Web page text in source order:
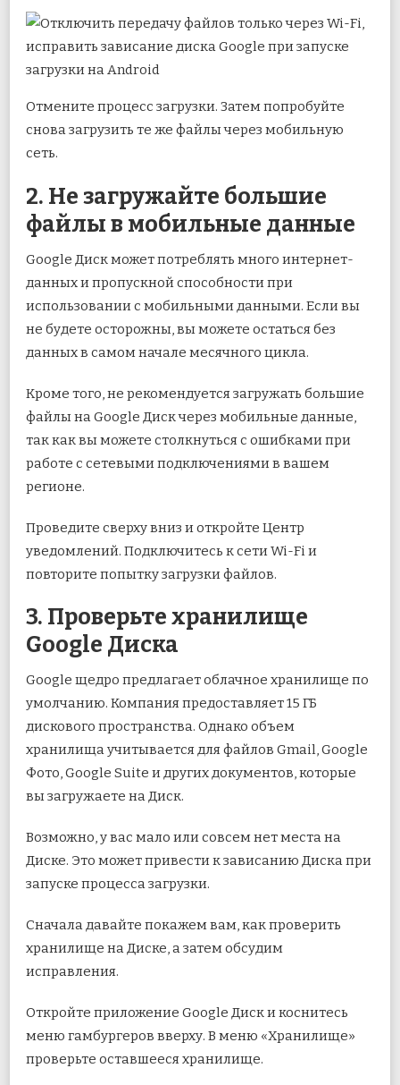
Отмените процесс загрузки. Затем попробуйте
снова загрузить те же файлы через мобильную
сеть.
2. Не загружайте большие
файлы в мобильные данные
Google Диск может потреблять много интернет-
данных и пропускной способности при
использовании с мобильными данными. Если вы
не будете осторожны, вы можете остаться без
данных в самом начале месячного цикла.
Кроме того, не рекомендуется загружать большие
файлы на Google Диск через мобильные данные,
так как вы можете столкнуться с ошибками при
работе с сетевыми подключениями в вашем
регионе.
Проведите сверху вниз и откройте Центр
уведомлений. Подключитесь к сети Wi-Fi и
повторите попытку загрузки файлов.
3. Проверьте хранилище
Google Диска
Google щедро предлагает облачное хранилище по
умолчанию. Компания предоставляет 15 ГБ
дискового пространства. Однако объем
хранилища учитывается для файлов Gmail, Google
Фото, Google Suite и других документов, которые
вы загружаете на Диск.
Возможно, у вас мало или совсем нет места на
Диске. Это может привести к зависанию Диска при
запуске процесса загрузки.
Сначала давайте покажем вам, как проверить
хранилище на Диске, а затем обсудим
исправления.
Откройте приложение Google Диск и коснитесь
меню гамбургеров вверху. В меню «Хранилище»
проверьте оставшееся хранилище.